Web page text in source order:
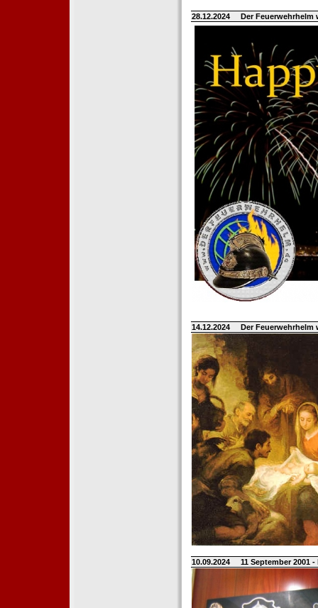
28.12.2024 Der
14.12.2024 Der
10.09.2024 11 September 2001